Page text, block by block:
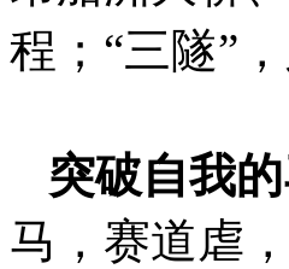
程；“三隧”
突破自我
马，赛道虐